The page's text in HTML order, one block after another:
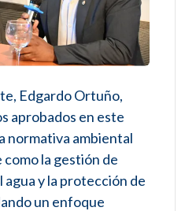
Edgardo Ortuño,
aprobados en este
normativa ambiental
como la gestión de
agua y la protección de
un enfoque